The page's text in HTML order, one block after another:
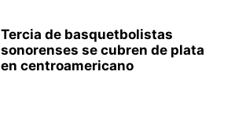
Tercia de basquetbolistas
sonorenses se cubren de plata
en centroamericano